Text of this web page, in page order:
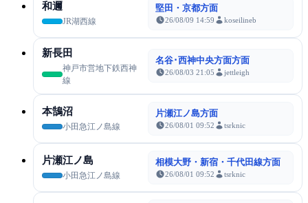
和邇
JR湖西線
堅田・京都方面
26/08/09 14:59 koseilineb
新長田
神戸市営地下鉄西神
線
名谷･西神中央方面方面
26/08/03 21:05 jettleigh
本鵠沼
小田急江ノ島線
片瀬江ノ島方面
26/08/01 09:52 tsrknic
片瀬江ノ島
小田急江ノ島線
相模大野・新宿・千代田線方面
26/08/01 09:52 tsrknic